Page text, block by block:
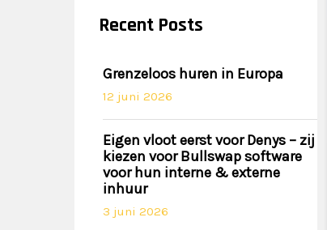
Recent Posts
Grenzeloos huren in Europa
12 juni 2026
Eigen vloot eerst voor Denys – zij
kiezen voor Bullswap software
voor hun interne & externe
inhuur
3 juni 2026